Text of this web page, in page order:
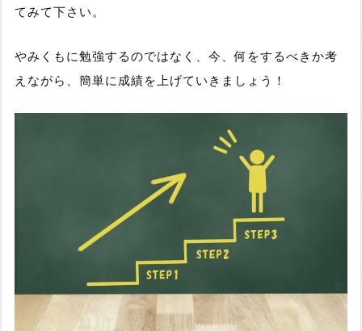
てみて下さい。
やみくもに勉強するのではなく、今、何をするべきか考
えながら、簡単に成績を上げていきましょう！